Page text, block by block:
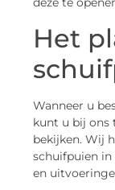
Het
Wanneer u
kunt u bij ons
bekijken. Wij
schuifpuien in
en